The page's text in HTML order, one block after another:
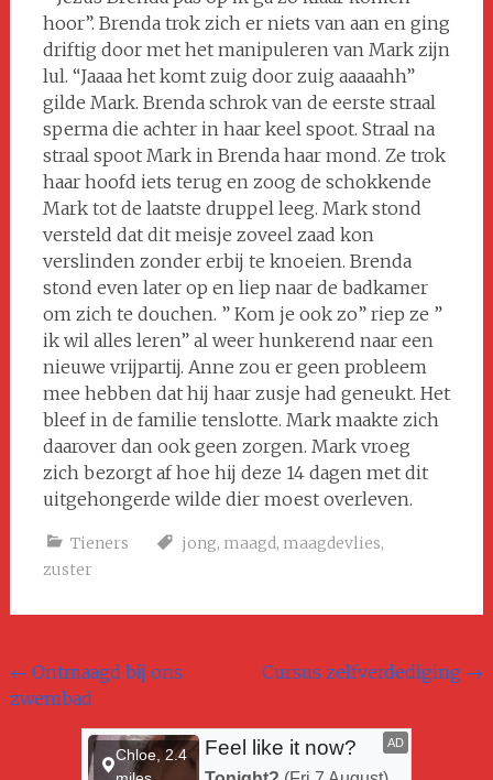
hoor”. Brenda trok zich er niets van aan en ging
driftig door met het manipuleren van Mark zijn
lul. “Jaaaa het komt zuig door zuig aaaaahh”
gilde Mark. Brenda schrok van de eerste straal
sperma die achter in haar keel spoot. Straal na
straal spoot Mark in Brenda haar mond. Ze trok
haar hoofd iets terug en zoog de schokkende
Mark tot de laatste druppel leeg. Mark stond
versteld dat dit meisje zoveel zaad kon
verslinden zonder erbij te knoeien. Brenda
stond even later op en liep naar de badkamer
om zich te douchen. ” Kom je ook zo” riep ze ”
ik wil alles leren” al weer hunkerend naar een
nieuwe vrijpartij. Anne zou er geen probleem
mee hebben dat hij haar zusje had geneukt. Het
bleef in de familie tenslotte. Mark maakte zich
daarover dan ook geen zorgen. Mark vroeg
zich bezorgt af hoe hij deze 14 dagen met dit
uitgehongerde wilde dier moest overleven.
Tieners jong, maagd, maagdevlies,
zuster
Bericht navigatie
← Ontmaagd bij ons
zwembad
Cursus zelfverdediging →